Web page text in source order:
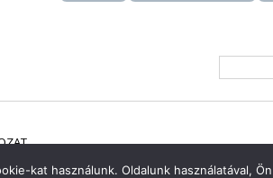
kat használunk. Oldalunk használatával,